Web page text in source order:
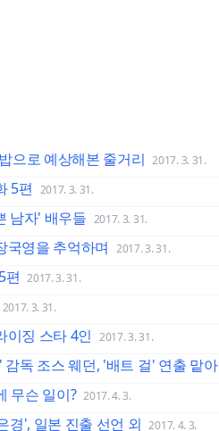
으로 예상해본 줄거리 2017. 3. 31.
5편 2017. 3. 31.
남자' 배우들 2017. 3. 31.
국영을 추억하며 2017. 3. 31.
편 2017. 3. 31.
2017. 3. 31.
이징 스타 4인 2017. 3. 31.
독 조스 웨던, '배트 걸' 연출 맡아
무슨 일이? 2017. 4. 3.
경', 일본 진출 선언 외 2017. 4. 3.